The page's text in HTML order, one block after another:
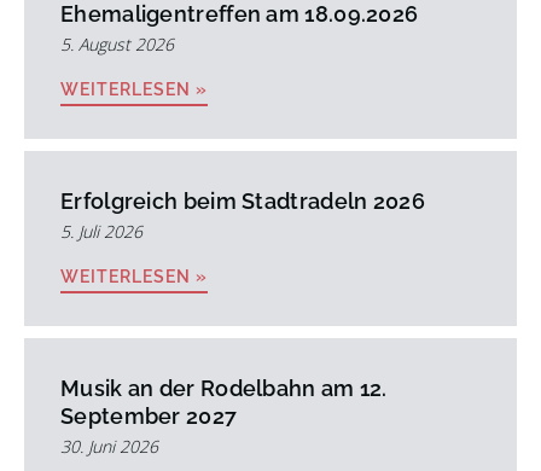
Ehemaligentreffen am 18.09.2026
5. August 2026
WEITERLESEN »
Erfolgreich beim Stadtradeln 2026
5. Juli 2026
WEITERLESEN »
Musik an der Rodelbahn am 12.
September 2027
30. Juni 2026